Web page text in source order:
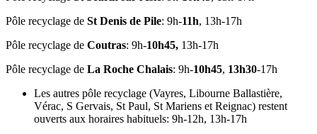
Pôle recyclage de St Denis de Pile: 9h-11h, 13h-17h
Pôle recyclage de Coutras: 9h-10h45, 13h-17h
Pôle recyclage de La Roche Chalais: 9h-10h45, 13h30-17h
Les autres pôle recyclage (Vayres, Libourne Ballastière,
Vérac, S Gervais, St Paul, St Mariens et Reignac) restent
ouverts aux horaires habituels: 9h-12h, 13h-17h